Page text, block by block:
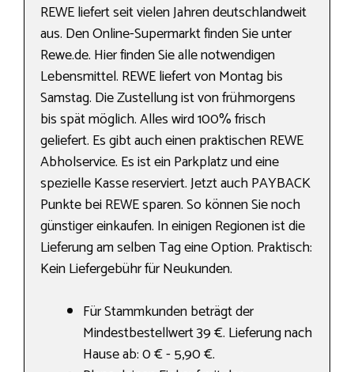
REWE liefert seit vielen Jahren deutschlandweit
aus. Den Online-Supermarkt finden Sie unter
Rewe.de. Hier finden Sie alle notwendigen
Lebensmittel. REWE liefert von Montag bis
Samstag. Die Zustellung ist von frühmorgens
bis spät möglich. Alles wird 100% frisch
geliefert. Es gibt auch einen praktischen REWE
Abholservice. Es ist ein Parkplatz und eine
spezielle Kasse reserviert. Jetzt auch PAYBACK
Punkte bei REWE sparen. So können Sie noch
günstiger einkaufen. In einigen Regionen ist die
Lieferung am selben Tag eine Option. Praktisch:
Kein Liefergebühr für Neukunden.
Für Stammkunden beträgt der
Mindestbestellwert 39 €. Lieferung nach
Hause ab: 0 € - 5,90 €.